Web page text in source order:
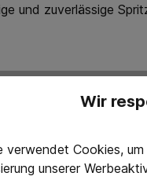
und zuverlässige
Wir
verwendet Cookies,
unserer